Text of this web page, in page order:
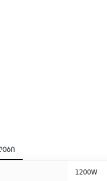
1200W